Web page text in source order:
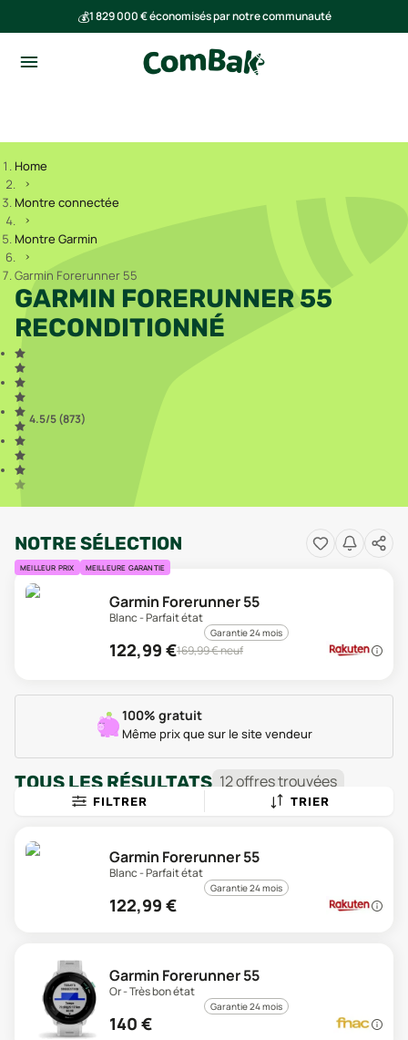
💰1 829 000 € économisés par notre communauté
Home
Montre connectée
Montre Garmin
Garmin Forerunner 55
GARMIN FORERUNNER 55
RECONDITIONNÉ
4.5/5 (873)
NOTRE SÉLECTION
MEILLEUR PRIX MEILLEURE GARANTIE
Garmin Forerunner 55
Blanc - Parfait état
Garantie 24 mois
122,99 €169,99€ neuf
100% gratuit
Même prix que sur le site vendeur
TOUS LES RÉSULTATS 12offrestrouvées
FILTRER TRIER
Garmin Forerunner 55
Blanc - Parfait état
Garantie 24 mois
122,99 €
Garmin Forerunner 55
Or - Très bon état
Garantie 24 mois
140 €